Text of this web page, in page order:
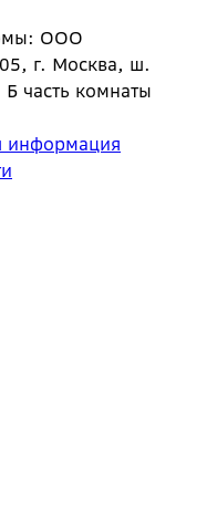
ООО
г. Москва, ш.
часть комнаты
информация